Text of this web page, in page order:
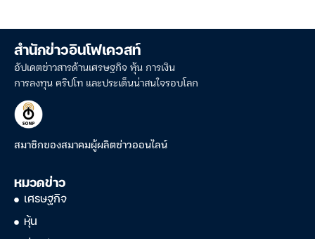
สำนักข่าวอินโฟเควสท์
อัปเดตข่าวสารด้านเศรษฐกิจ หุ้น การเงิน
การลงทุน คริปโท และประเด็นน่าสนใจรอบโลก
สมาชิกของสมาคมผู้ผลิตข่าวออนไลน์
หมวดข่าว
เศรษฐกิจ
หุ้น